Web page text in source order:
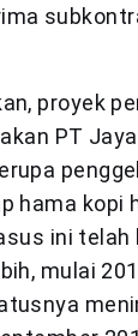
proyek
PT
hama kopi
ini telah
mulai